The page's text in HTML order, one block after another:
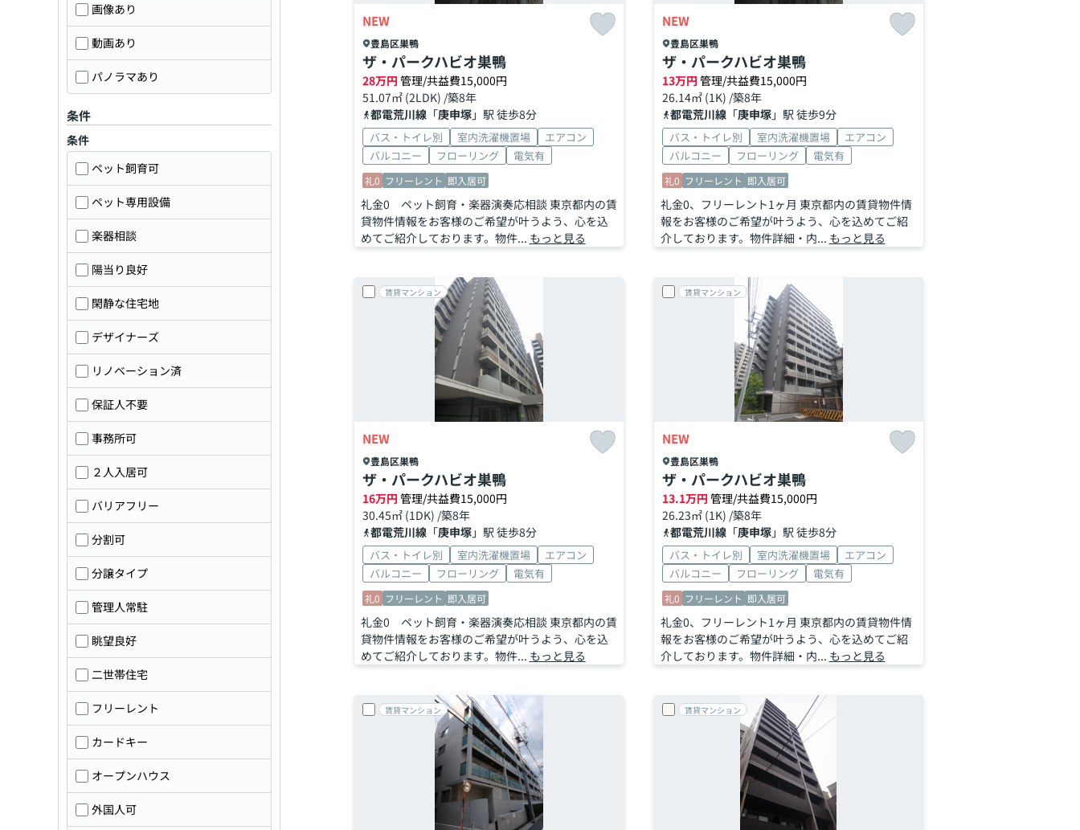
NEW
豊島区巣鴨
ザ・パークハビオ巣鴨
28万円 管理/共益費15,000円
51.07㎡ (2LDK) /築8年
都電荒川線「庚申塚」駅 徒歩8分
バス・トイレ別 室内洗濯機置場
エアコン
バルコニー
フローリング 電気有
礼0 フリーレント 即入居可
礼金0 ペット飼育・楽器演奏応相談 東京都内の賃
貸物件情報をお客様のご希望が叶うよう、心を込
めてご紹介しております。物件... もっと見る
NEW
豊島区巣鴨
ザ・パークハビオ巣鴨
13万円 管理/共益費15,000円
26.14㎡ (1K) /築8年
都電荒川線「庚申塚」駅 徒歩9分
バス・トイレ別 室内洗濯機置場
エアコン
バルコニー
フローリング 電気有
礼0 フリーレント 即入居可
礼金0、フリーレント1ヶ月 東京都内の賃貸物件情
報をお客様のご希望が叶うよう、心を込めてご紹
介しております。物件詳細・内... もっと見る
賃貸マンション
NEW
豊島区巣鴨
ザ・パークハビオ巣鴨
16万円 管理/共益費15,000円
30.45㎡ (1DK) /築8年
都電荒川線「庚申塚」駅 徒歩8分
バス・トイレ別 室内洗濯機置場
エアコン
バルコニー
フローリング 電気有
礼0 フリーレント 即入居可
礼金0 ペット飼育・楽器演奏応相談 東京都内の賃
貸物件情報をお客様のご希望が叶うよう、心を込
めてご紹介しております。物件... もっと見る
賃貸マンション
NEW
豊島区巣鴨
ザ・パークハビオ巣鴨
13.1万円 管理/共益費15,000円
26.23㎡ (1K) /築8年
都電荒川線「庚申塚」駅 徒歩8分
バス・トイレ別 室内洗濯機置場
エアコン
バルコニー
フローリング 電気有
礼0 フリーレント 即入居可
礼金0、フリーレント1ヶ月 東京都内の賃貸物件情
報をお客様のご希望が叶うよう、心を込めてご紹
介しております。物件詳細・内... もっと見る
賃貸マンション 賃貸マンション
画像あり
動画あり
パノラマあり
条件
条件
ペット飼育可
ペット専用設備
楽器相談
陽当り良好
閑静な住宅地
デザイナーズ
リノベーション済
保証人不要
事務所可
２人入居可
バリアフリー
分割可
分譲タイプ
管理人常駐
眺望良好
二世帯住宅
フリーレント
カードキー
オープンハウス
外国人可